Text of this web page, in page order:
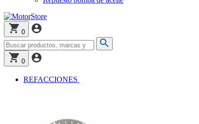
0
0
REFACCIONES